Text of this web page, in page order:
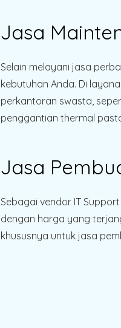
Jasa
Selain melayani jasa
kebutuhan Anda. Di
perkantoran swasta,
penggantian thermal
Jasa
Sebagai vendor IT
dengan harga yang
khususnya untuk jasa